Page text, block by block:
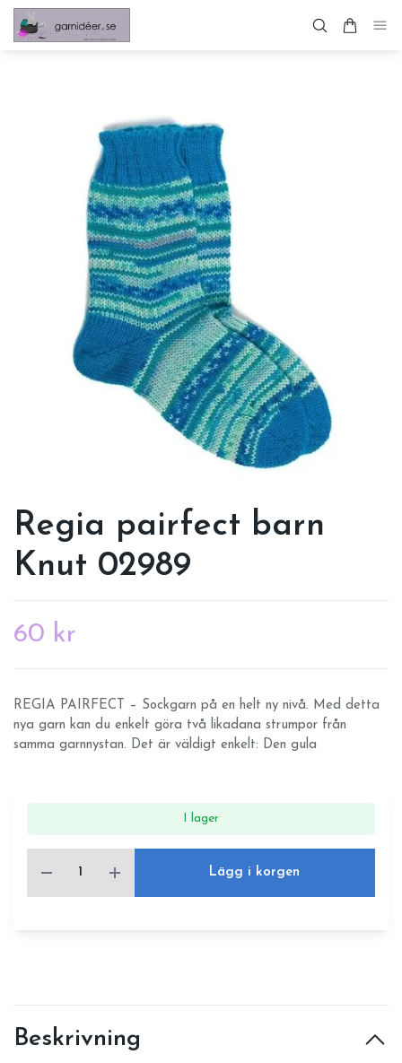
Regia pairfect barn
Knut 02989
60 kr
REGIA PAIRFECT – Sockgarn på en helt ny nivå. Med detta
nya garn kan du enkelt göra två likadana strumpor från
samma garnnystan. Det är väldigt enkelt: Den gula
I lager
Lägg i korgen
Beskrivning